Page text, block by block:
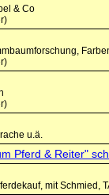
& Co
u.ä.
mit Schmied,